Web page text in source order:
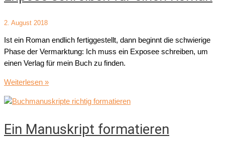
2. August 2018
Ist ein Roman endlich fertiggestellt, dann beginnt die schwierige
Phase der Vermarktung: Ich muss ein Exposee schreiben, um
einen Verlag für mein Buch zu finden.
Exposé
für
Roman
Weiterlesen »
Ein Manuskript formatieren